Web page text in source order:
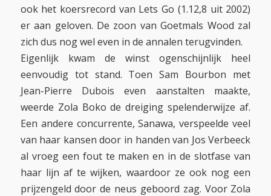
ook het koersrecord van Lets Go (1.12,8 uit 2002)
er aan geloven. De zoon van Goetmals Wood zal
zich dus nog wel even in de annalen terugvinden.
Eigenlijk kwam de winst ogenschijnlijk heel
eenvoudig tot stand. Toen Sam Bourbon met
Jean-Pierre Dubois even aanstalten maakte,
weerde Zola Boko de dreiging spelenderwijze af.
Een andere concurrente, Sanawa, verspeelde veel
van haar kansen door in handen van Jos Verbeeck
al vroeg een fout te maken en in de slotfase van
haar lijn af te wijken, waardoor ze ook nog een
prijzengeld door de neus geboord zag. Voor Zola